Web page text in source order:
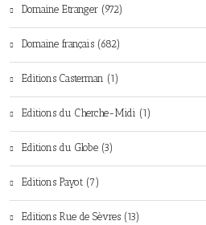
Domaine Etranger (972)
Domaine français (682)
Editions Casterman (1)
Editions du Cherche-Midi (1)
Editions du Globe (3)
Editions Payot (7)
Editions Rue de Sèvres (13)